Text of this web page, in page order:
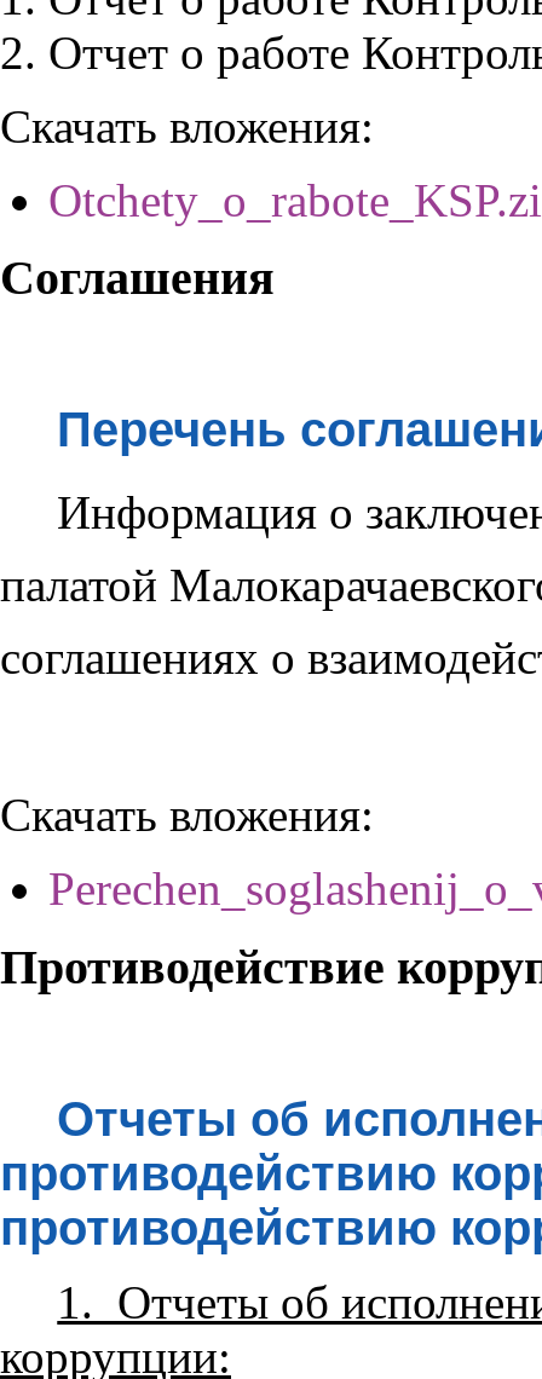
Отчет о работе
Скачать вложения:
Соглашения
Перечень
Информация о
палатой
соглашениях о
Скачать вложения:
Противодействие
Отчеты об
противодействию
противодействию
1. Отчеты об
коррупции: